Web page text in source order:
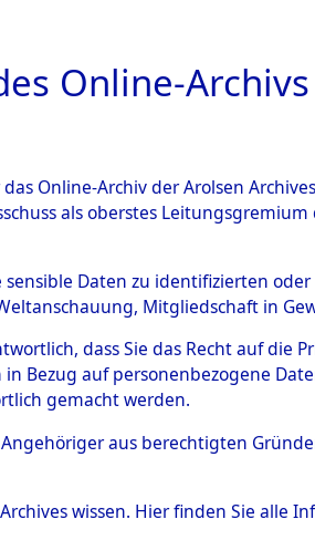
ARCHIVALE
0005
Person
Bestand
Online-
Online-Archiv der Arolsen
als oberstes
sensible Daten zu identifizierten
Mitgliedschaft in
dass Sie das Recht auf
Bezug auf personenbezogene
gemacht werden.
Angehöriger aus berechtigten
wissen. Hierfinden Sie alle